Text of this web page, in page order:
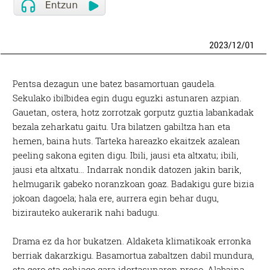
2023/12/01
Pentsa dezagun une batez basamortuan gaudela.
Sekulako ibilbidea egin dugu eguzki astunaren azpian.
Gauetan, ostera, hotz zorrotzak gorputz guztia labankadak
bezala zeharkatu gaitu. Ura bilatzen gabiltza han eta
hemen, baina huts. Tarteka hareazko ekaitzek azalean
peeling sakona egiten digu. Ibili, jausi eta altxatu; ibili,
jausi eta altxatu… Indarrak nondik datozen jakin barik,
helmugarik gabeko noranzkoan goaz. Badakigu gure bizia
jokoan dagoela; hala ere, aurrera egin behar dugu,
bizirauteko aukerarik nahi badugu.
Drama ez da hor bukatzen. Aldaketa klimatikoak erronka
berriak dakarzkigu. Basamortua zabaltzen dabil mundura,